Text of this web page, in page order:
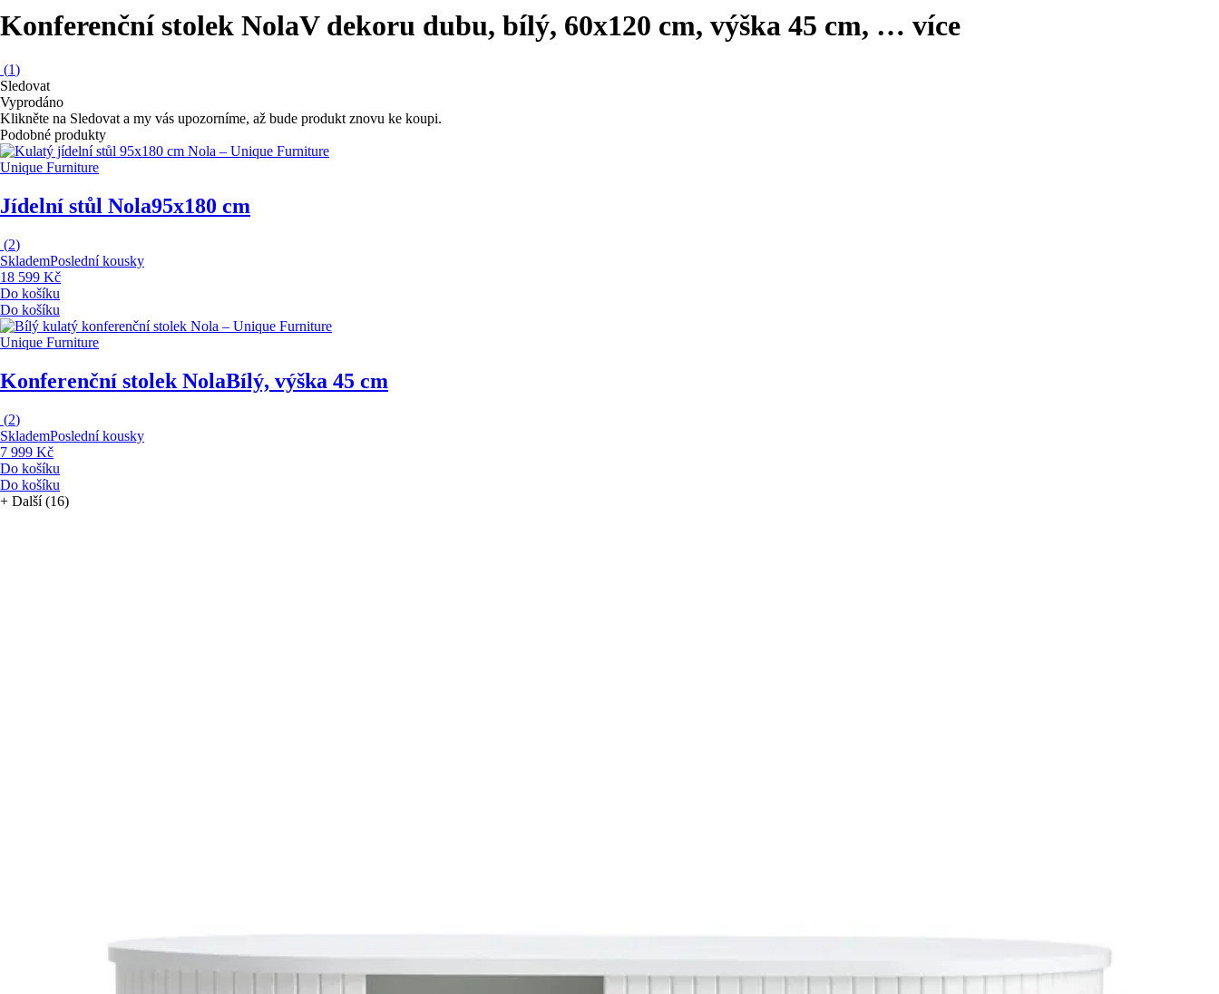
Konferenční stolek NolaV dekoru dubu, bílý, 60x120 cm, výška 45 cm, … více
(1)
Sledovat
Vyprodáno
Klikněte na Sledovat a my vás upozorníme, až bude produkt znovu ke koupi.
Podobné produkty
Unique Furniture
Jídelní stůl Nola95x180 cm
(2)
SklademPoslední kousky
18 599 Kč
Do košíku
Do košíku
Unique Furniture
Konferenční stolek NolaBílý, výška 45 cm
(2)
SklademPoslední kousky
7 999 Kč
Do košíku
Do košíku
+ Další (16)